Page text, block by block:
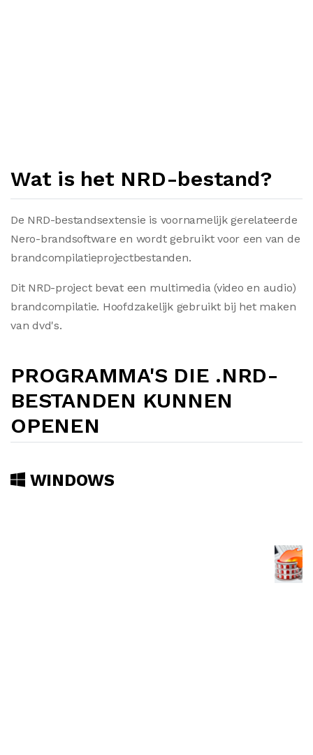
Wat is het NRD-bestand?
De NRD-bestandsextensie is voornamelijk gerelateerde
Nero-brandsoftware en wordt gebruikt voor een van de
brandcompilatieprojectbestanden.
Dit NRD-project bevat een multimedia (video en audio)
brandcompilatie. Hoofdzakelijk gebruikt bij het maken
van dvd's.
PROGRAMMA'S DIE .NRD-
BESTANDEN KUNNEN
OPENEN
WINDOWS